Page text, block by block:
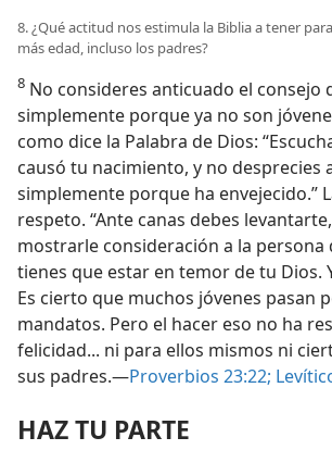
8. ¿Qué actitud nos estimula la Biblia a tener
más edad, incluso los padres?
8 No consideres anticuado el consejo
simplemente porque ya no son
como dice la Palabra de Dios:
causó tu nacimiento, y no desprecies
simplemente porque ha envejecido.”
respeto. “Ante canas debes
mostrarle consideración a la persona
tienes que estar en temor de tu Dios.
Es cierto que muchos jóvenes pasan
mandatos. Pero el hacer eso no ha
felicidad... ni para ellos mismos ni
sus padres.—Proverbios 23:22;
HAZ TU PARTE